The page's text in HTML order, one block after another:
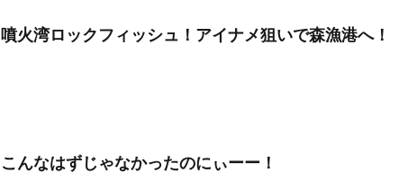
噴火湾ロックフィッシュ！アイナメ狙いで森漁港へ！
こんなはずじゃなかったのにぃーー！